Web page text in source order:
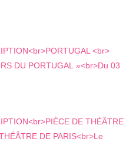
<br>
DU PORTUGAL »<br>Du 03
DE THÉÂTRE
DE PARIS<br>Le